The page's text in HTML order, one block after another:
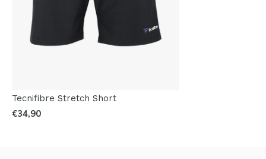
Tecnifibre Stretch Short
€34,90